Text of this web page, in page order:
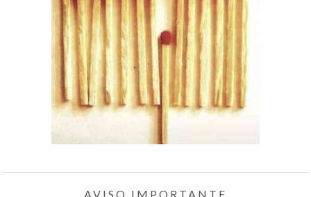
AVISO IMPORTANTE